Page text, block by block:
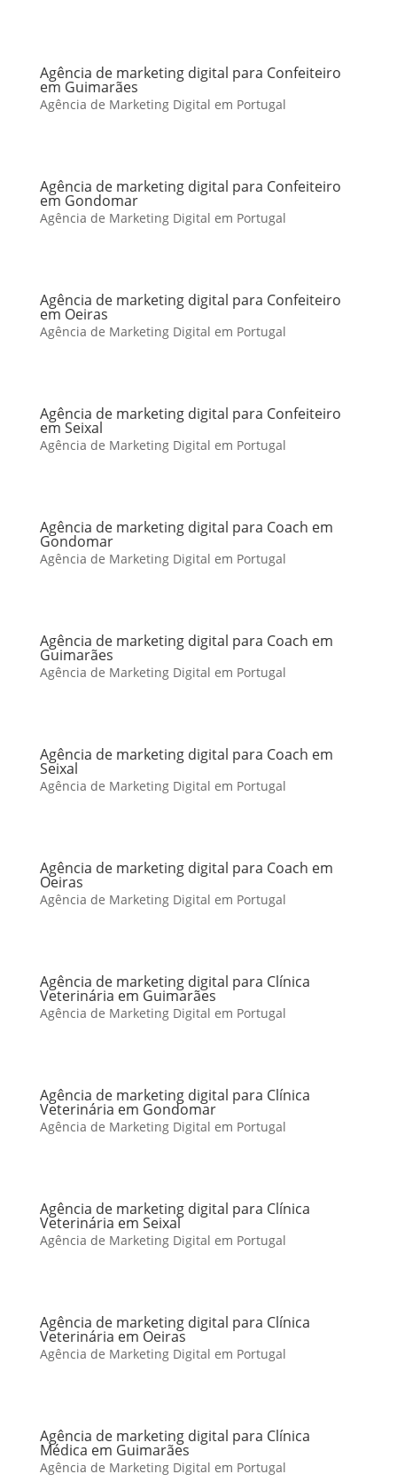
Agência de marketing digital para Confeiteiro
em Guimarães
Agência de Marketing Digital em Portugal
Agência de marketing digital para Confeiteiro
em Gondomar
Agência de Marketing Digital em Portugal
Agência de marketing digital para Confeiteiro
em Oeiras
Agência de Marketing Digital em Portugal
Agência de marketing digital para Confeiteiro
em Seixal
Agência de Marketing Digital em Portugal
Agência de marketing digital para Coach em
Gondomar
Agência de Marketing Digital em Portugal
Agência de marketing digital para Coach em
Guimarães
Agência de Marketing Digital em Portugal
Agência de marketing digital para Coach em
Seixal
Agência de Marketing Digital em Portugal
Agência de marketing digital para Coach em
Oeiras
Agência de Marketing Digital em Portugal
Agência de marketing digital para Clínica
Veterinária em Guimarães
Agência de Marketing Digital em Portugal
Agência de marketing digital para Clínica
Veterinária em Gondomar
Agência de Marketing Digital em Portugal
Agência de marketing digital para Clínica
Veterinária em Seixal
Agência de Marketing Digital em Portugal
Agência de marketing digital para Clínica
Veterinária em Oeiras
Agência de Marketing Digital em Portugal
Agência de marketing digital para Clínica
Médica em Guimarães
Agência de Marketing Digital em Portugal